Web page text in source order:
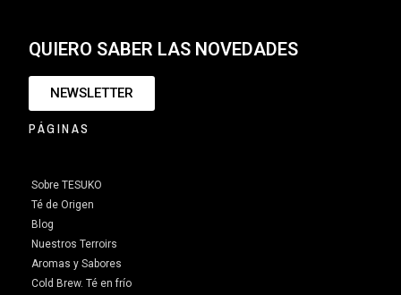
QUIERO SABER LAS NOVEDADES
NEWSLETTER
PÁGINAS
Sobre TESUKO
Té de Origen
Blog
Nuestros Terroirs
Aromas y Sabores
Cold Brew. Té en frío